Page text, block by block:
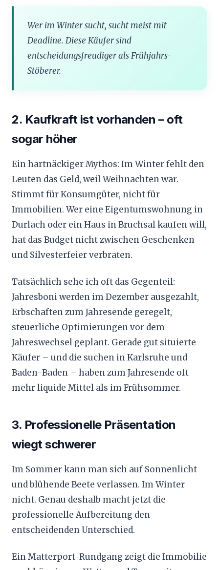
Wer im Winter sucht, sucht meist mit
Deadline. Diese Käufer sind
entscheidungsfreudiger als Frühjahrs-
Stöberer.
2. Kaufkraft ist vorhanden – oft
sogar höher
Ein hartnäckiger Mythos: Im Winter fehlt den
Leuten das Geld, weil Weihnachten war.
Stimmt für Konsumgüter, nicht für
Immobilien. Wer eine Eigentumswohnung in
Durlach oder ein Haus in Bruchsal kaufen will,
hat das Budget nicht zwischen Geschenken
und Silvesterfeier verbraten.
Tatsächlich sehe ich oft das Gegenteil:
Jahresboni werden im Dezember ausgezahlt,
Erbschaften zum Jahresende geregelt,
steuerliche Optimierungen vor dem
Jahreswechsel geplant. Gerade gut situierte
Käufer – und die suchen in Karlsruhe und
Baden-Baden – haben zum Jahresende oft
mehr liquide Mittel als im Frühsommer.
3. Professionelle Präsentation
wiegt schwerer
Im Sommer kann man sich auf Sonnenlicht
und blühende Beete verlassen. Im Winter
nicht. Genau deshalb macht jetzt die
professionelle Aufbereitung den
entscheidenden Unterschied.
Ein Matterport-Rundgang zeigt die Immobilie